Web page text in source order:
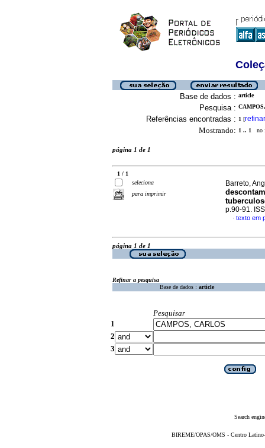
Base de dados : article
Pesquisa :
Referências encontradas : 1 [refinar
Mostrando: 1 .. 1 no
página 1 de 1
1 / 1
seleciona
para imprimir
Barreto,
p.90-91.
· texto em
página 1 de 1
Refinar a pesquisa
Base de dados : article
Pesquisar
1
2
3
Search
BIREME/OPAS/OMS - Centro Latino-